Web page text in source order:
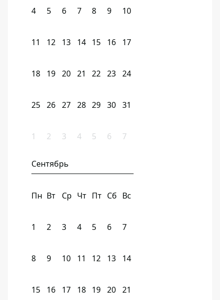
4 5 6 7 8 9 10
11 12 13 14 15 16 17
18 19 20 21 22 23 24
25 26 27 28 29 30 31
1 2 3 4 5 6 7
Сентябрь
Пн Вт Ср Чт Пт Сб Вс
1 2 3 4 5 6 7
8 9 10 11 12 13 14
15 16 17 18 19 20 21